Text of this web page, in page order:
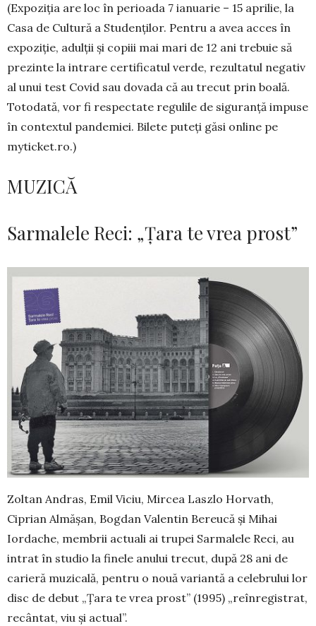
(Expoziţia are loc în perioada 7 ianuarie – 15 aprilie, la
Casa de Cul­­­tură a Studenților. Pentru a avea acces în
expoziție, adulții și co­piii mai mari de 12 ani trebuie să
prezinte la intrare certificatul verde, re­zul­tatul ne­ga­tiv
al unui test Covid sau dovada că au trecut prin boa­lă.
Totodată, vor fi respectate regulile de siguranță impuse
în contextul pandemiei. Bilete puteţi găsi online pe
myticket.ro.)
MUZICĂ
Sarmalele Reci: „Țara te vrea prost”
Zoltan Andras, Emil Viciu, Mircea Laszlo Hor­vath,
Ciprian Almășan, Bogdan Valentin Bereucă și Mihai
Iordache, membrii actuali ai trupei Sar­malele Reci, au
intrat în studio la finele anului tre­cut, după 28 ani de
carieră muzi­ca­lă, pentru o nouă variantă a celebrului lor
disc de debut „Țara te vrea prost” (1995) „reînregistrat,
re­cântat, viu și ac­tual”.